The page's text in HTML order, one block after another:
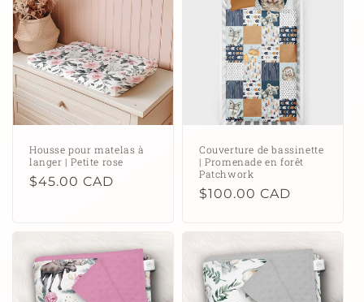
c
t
i
o
Housse pour matelas à
langer | Petite rose
Prix
$45.00 CAD
Couverture de bassinette
| Promenade en forêt
Patchwork
Prix
$100.00 CAD